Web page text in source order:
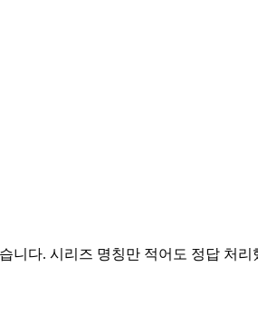
니다. 시리즈 명칭만 적어도 정답 처